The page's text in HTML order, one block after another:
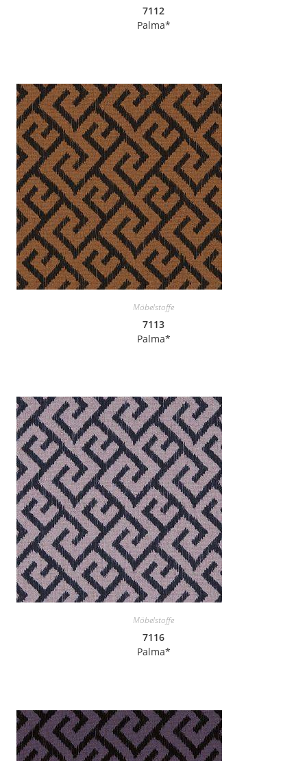
7112
Palma*
Möbelstoffe
7113
Palma*
Möbelstoffe
7116
Palma*